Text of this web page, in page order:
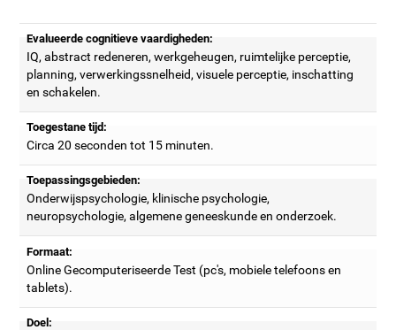
Evalueerde cognitieve vaardigheden:
IQ, abstract redeneren, werkgeheugen, ruimtelijke perceptie,
planning, verwerkingssnelheid, visuele perceptie, inschatting
en schakelen.
Toegestane tijd:
Circa 20 seconden tot 15 minuten.
Toepassingsgebieden:
Onderwijspsychologie, klinische psychologie,
neuropsychologie, algemene geneeskunde en onderzoek.
Formaat:
Online Gecomputeriseerde Test (pc's, mobiele telefoons en
tablets).
Doel: